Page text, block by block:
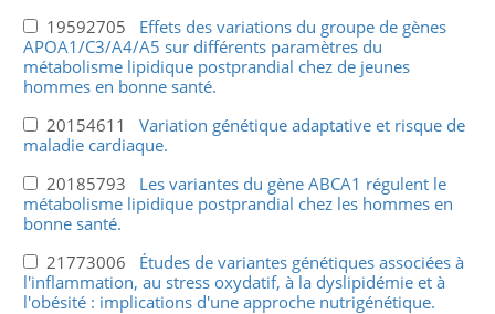
19592705 Effets des variations du groupe de gènes
APOA1/C3/A4/A5 sur différents paramètres du
métabolisme lipidique postprandial chez de jeunes
hommes en bonne santé.
20154611 Variation génétique adaptative et risque de
maladie cardiaque.
20185793 Les variantes du gène ABCA1 régulent le
métabolisme lipidique postprandial chez les hommes en
bonne santé.
21773006 Études de variantes génétiques associées à
l'inflammation, au stress oxydatif, à la dyslipidémie et à
l'obésité : implications d'une approche nutrigénétique.